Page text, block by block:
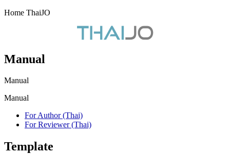
Home ThaiJO
Manual
Manual
Manual
For Author (Thai)
For Reviewer (Thai)
Template